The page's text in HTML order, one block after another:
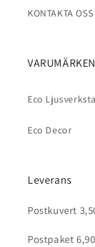
KONTAKTA OSS
VARUMÄRKEN
Eco
Eco Decor
Leverans
Postkuvert
Postpaket